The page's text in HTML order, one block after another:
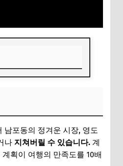
남포동의 정겨운 시장, 영도
나 지쳐버릴 수 있습니다. 계
획이 여행의 만족도를 10배